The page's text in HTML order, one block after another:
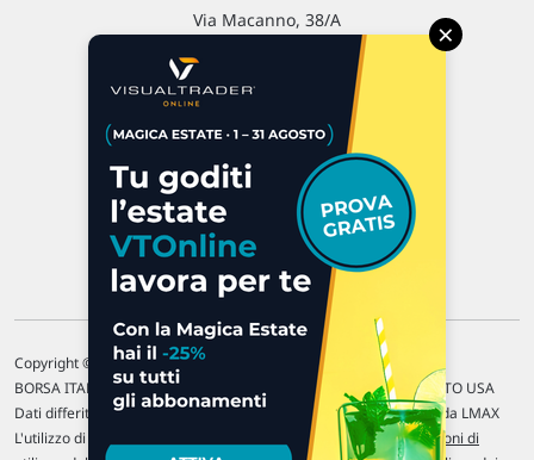
Via Macanno, 38/A
P.IVA 02 452 460 401
Chi siamo
Commenti e segnalazioni
Contattaci
Copyright © 1996-2026 Traderlink Italia s.r.l.
BORSA ITALIANA Quotazioni di borsa differite di 15 min. / MERCATO USA
Dati differiti di 15 min. (fonte Intrinio) / FOREX Quotazioni fornite da LMAX
L'utilizzo di questo sito implica l'accettazione delle nostre Condizioni di
×